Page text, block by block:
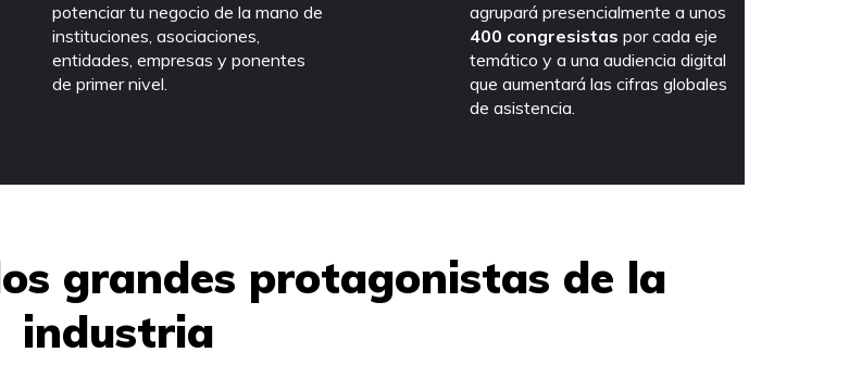
potenciar tu negocio de la mano de
instituciones, asociaciones,
entidades, empresas y ponentes
de primer nivel.
agrupará presencialmente a unos
400 congresistas por cada eje
temático y a una audiencia digital
que aumentará las cifras globales
de asistencia.
grandes protagonistas de la
industria